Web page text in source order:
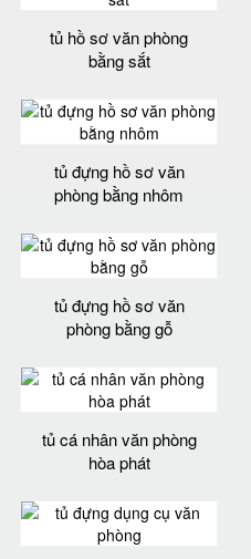
tủ hồ sơ văn phòng
bằng sắt
tủ đựng hồ sơ văn
phòng bằng nhôm
tủ đựng hồ sơ văn
phòng bằng gỗ
tủ cá nhân văn phòng
hòa phát